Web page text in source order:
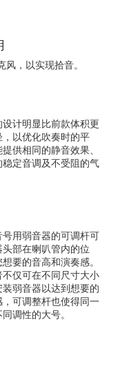
，以实现拾音。
计明显比前款体积更
以优化吹奏时的平
供相同的静音效果、
定音调及不受阻的气
用弱音器的可调杆可
部在喇叭管内的位
要的音高和演奏感。
仅可在不同尺寸大小
弱音器以达到想要的
可调整杆也使得同一
调性的大号。